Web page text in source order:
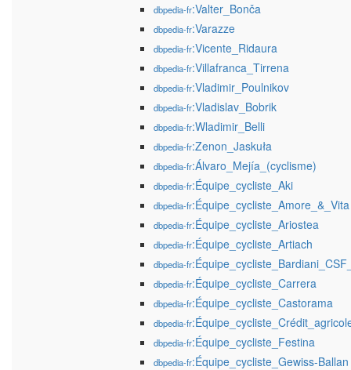
dbpedia-fr:Valter_Bonča
dbpedia-fr:Varazze
dbpedia-fr:Vicente_Ridaura
dbpedia-fr:Villafranca_Tirrena
dbpedia-fr:Vladimir_Poulnikov
dbpedia-fr:Vladislav_Bobrik
dbpedia-fr:Wladimir_Belli
dbpedia-fr:Zenon_Jaskuła
dbpedia-fr:Álvaro_Mejía_(cyclisme)
dbpedia-fr:Équipe_cycliste_Aki
dbpedia-fr:Équipe_cycliste_Amore_&_Vita
dbpedia-fr:Équipe_cycliste_Ariostea
dbpedia-fr:Équipe_cycliste_Artiach
dbpedia-fr
dbpedia-fr:Équipe_cycliste_Carrera
dbpedia-fr:Équipe_cycliste_Castorama
dbpedia-fr
dbpedia-fr:Équipe_cycliste_Festina
dbpedia-fr:Équipe_cycliste_Gewiss-Ballan